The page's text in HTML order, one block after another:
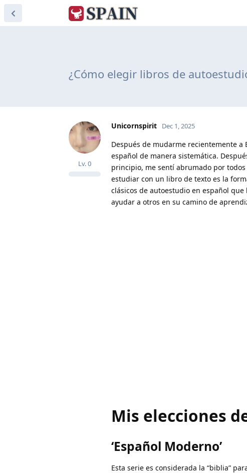
¿Cómo elegir libros de
Unicornspirit
Lv.0
Dec 1, 2025
Después de mudarme recientemente
español de manera sistemática.
principio, me sentí abrumado por
estudiar con un libro de texto es la
clásicos de autoestudio en español
ayudar a otros en su camino de
Mis elecciones
‘Español Moderno’
Esta serie es considerada la “biblia”